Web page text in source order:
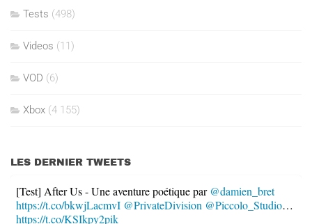
Tests (498)
Videos (11)
VOD (6)
Xbox (4 155)
LES DERNIER TWEETS
[Test] After Us - Une aventure poétique par @damien_bret
https://t.co/bkwjLacmvI @PrivateDivision @Piccolo_Studio…
https://t.co/KSIkpy2pik